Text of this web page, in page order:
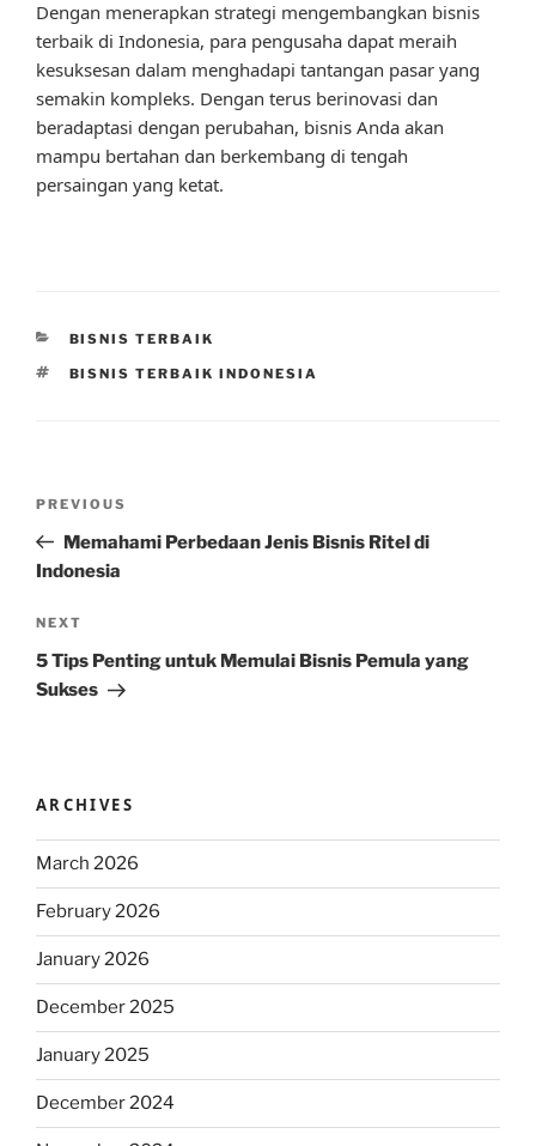
Dengan menerapkan strategi mengembangkan bisnis
terbaik di Indonesia, para pengusaha dapat meraih
kesuksesan dalam menghadapi tantangan pasar yang
semakin kompleks. Dengan terus berinovasi dan
beradaptasi dengan perubahan, bisnis Anda akan
mampu bertahan dan berkembang di tengah
persaingan yang ketat.
CATEGORIES
BISNIS TERBAIK
TAGS
BISNIS TERBAIK INDONESIA
Previous
Post
PREVIOUS
Memahami Perbedaan Jenis Bisnis Ritel di
Indonesia
Next
Post
NEXT
5 Tips Penting untuk Memulai Bisnis Pemula yang
Sukses
ARCHIVES
March 2026
February 2026
January 2026
December 2025
January 2025
December 2024